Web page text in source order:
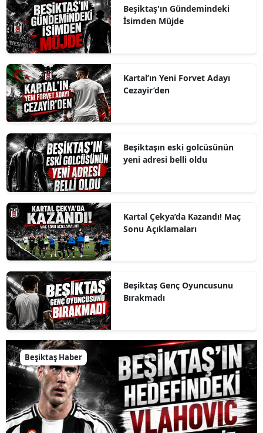
Beşiktaş'ın Gündemindeki
İsimden Müjde
Kartal’ın Yeni Forvet Adayı
Cezayir’den
Beşiktaşın eski golcüsünün
yeni adresi belli oldu
Kartal Çekya’da Kazandı! Maç
Sonu Açıklamaları
Beşiktaş Genç Oyuncusunu
Bırakmadı
Beşiktaş Haber